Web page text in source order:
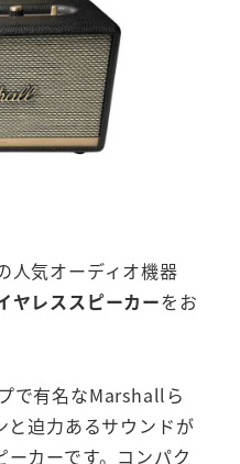
人気オーディオ機器
レススピーカーをお
で有名なMarshallら
と迫力あるサウンドが
カーです。コンパク